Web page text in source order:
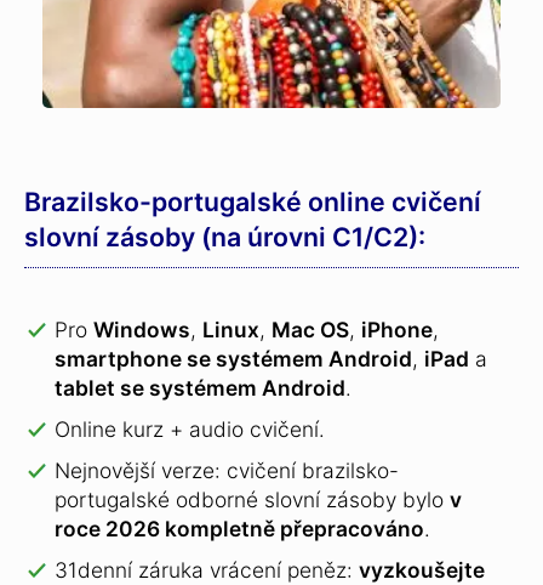
Brazilsko-portugalské online cvičení
slovní zásoby (na úrovni C1/C2):
Pro Windows, Linux, Mac OS, iPhone,
smartphone se systémem Android, iPad a
tablet se systémem Android.
Online kurz + audio cvičení.
Nejnovější verze: cvičení brazilsko-
portugalské odborné slovní zásoby bylo v
roce 2026 kompletně přepracováno.
31denní záruka vrácení peněz: vyzkoušejte